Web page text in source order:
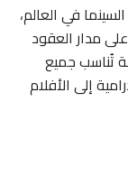
في العالم،
مدار العقود
تُناسب جميع
إلى الأفلام